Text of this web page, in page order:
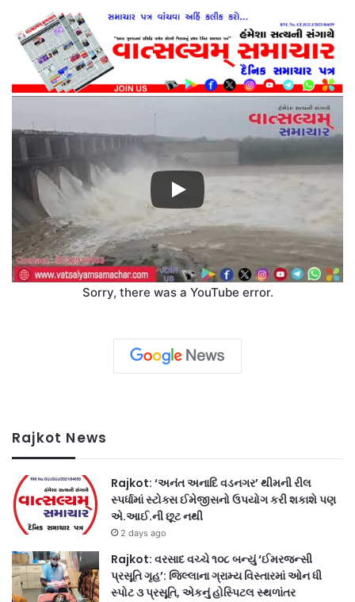
Sorry, there was a YouTube error.
Rajkot News
Rajkot: ‘અનંત અનાદિ વડનગર’ થીમની રીલ
સ્પર્ધામાં સ્ટોક્સ ઈમેજીસનો ઉપયોગ કરી શકાશે પણ
એ.આઈ.ની છૂટ નથી
2 days ago
Rajkot: વરસાદ વચ્ચે ૧૦૮ બન્યું ‘ઈમરજન્સી
પ્રસૂતિ ગૃહ’: જિલ્લાના ગ્રામ્ય વિસ્તારમાં ઓન ધી
સ્પોટ ૩ પ્રસૂતિ, એકનું હોસ્પિટલ સ્થળાંતર